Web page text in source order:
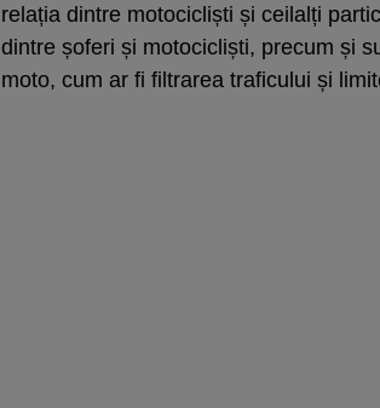
relația dintre motocicliști și ceilalți
dintre șoferi și motocicliști, precum și
moto, cum ar fi filtrarea traficului și